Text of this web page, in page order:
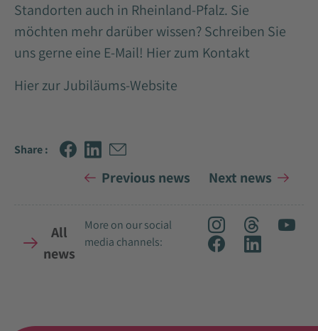
Standorten auch in Rheinland-Pfalz. Sie
möchten mehr darüber wissen? Schreiben Sie
uns gerne eine E-Mail! Hier zum Kontakt
Hier zur Jubiläums-Website
Share :
Previous news Next news
All
news
More on our social
media channels: